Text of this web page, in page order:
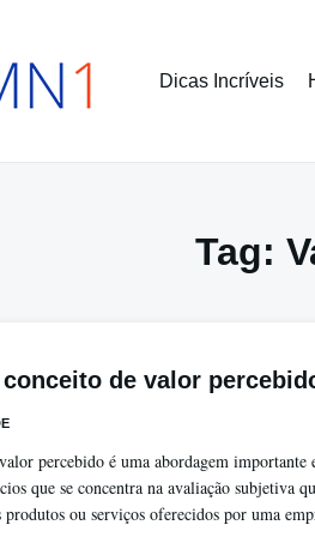
Dicas Incríveis
Tag:
de valor
percebido é uma abordagem importante
que se concentra na avaliação subjetiva
produtos ou serviços oferecidos por uma